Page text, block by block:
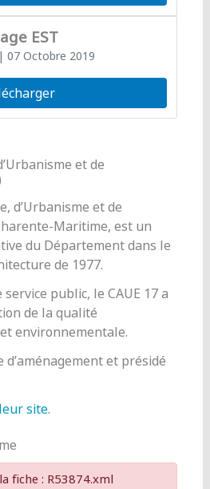
EST
| 07 Octobre 2019
et de
d’Urbanisme et de
Maritime, est un
du Département dans le
de 1977.
public, le CAUE 17 a
de la qualité
environnementale.
et présidé
leur site.
fiche : R53874.xml